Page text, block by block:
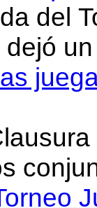
del
dejó